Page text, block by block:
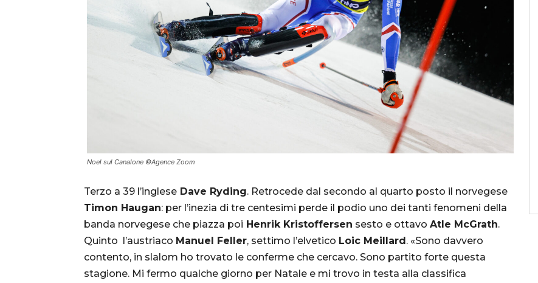
Noel sul Canalone ©Agence Zoom
Terzo a 39 l’inglese Dave Ryding. Retrocede dal secondo al quarto posto il norvegese
Timon Haugan: per l’inezia di tre centesimi perde il podio uno dei tanti fenomeni della
banda norvegese che piazza poi Henrik Kristoffersen sesto e ottavo Atle McGrath.
Quinto l’austriaco Manuel Feller, settimo l’elvetico Loic Meillard. «Sono davvero
contento, in slalom ho trovato le conferme che cercavo. Sono partito forte questa
stagione. Mi fermo qualche giorno per Natale e mi trovo in testa alla classifica